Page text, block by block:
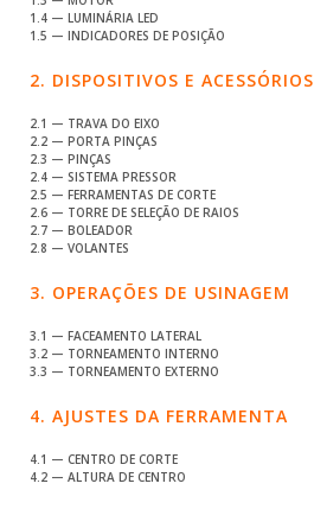
1.4 — LUMINÁRIA LED
1.5 — INDICADORES DE POSIÇÃO
2. DISPOSITIVOS E ACESSÓRIOS
2.1 — TRAVA DO EIXO
2.2 — PORTA PINÇAS
2.3 — PINÇAS
2.4 — SISTEMA PRESSOR
2.5 — FERRAMENTAS DE CORTE
2.6 — TORRE DE SELEÇÃO DE RAIOS
2.7 — BOLEADOR
2.8 — VOLANTES
3. OPERAÇÕES DE USINAGEM
3.1 — FACEAMENTO LATERAL
3.2 — TORNEAMENTO INTERNO
3.3 — TORNEAMENTO EXTERNO
4. AJUSTES DA FERRAMENTA
4.1 — CENTRO DE CORTE
4.2 — ALTURA DE CENTRO